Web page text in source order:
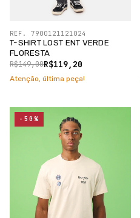
T-SHIRT LOST ENT VERDE
FLORESTA
R$119,20
R$149,00
REF. 7900121121024
Atenção, última peça!
-50%